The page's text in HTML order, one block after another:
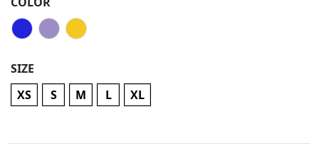
SIZE
XS
S M L XL